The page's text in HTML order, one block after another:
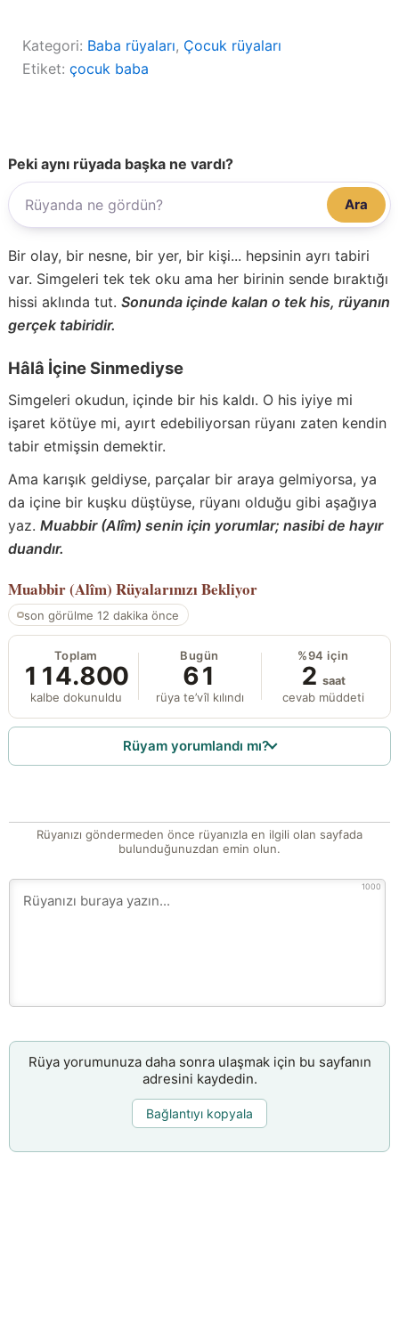
Kategori: Baba rüyaları, Çocuk rüyaları
Etiket: çocuk baba
Peki aynı rüyada başka ne vardı?
Ara
Bir olay, bir nesne, bir yer, bir kişi... hepsinin ayrı tabiri
var. Simgeleri tek tek oku ama her birinin sende bıraktığı
hissi aklında tut. Sonunda içinde kalan o tek his, rüyanın
gerçek tabiridir.
Hâlâ İçine Sinmediyse
Simgeleri okudun, içinde bir his kaldı. O his iyiye mi
işaret kötüye mi, ayırt edebiliyorsan rüyanı zaten kendin
tabir etmişsin demektir.
Ama karışık geldiyse, parçalar bir araya gelmiyorsa, ya
da içine bir kuşku düştüyse, rüyanı olduğu gibi aşağıya
yaz. Muabbir (Alîm) senin için yorumlar; nasibi de hayır
duandır.
Muabbir (Alîm) Rüyalarınızı Bekliyor
son görülme 12 dakika önce
Toplam
114.800
kalbe dokunuldu
Bugün
61
rüya te’vîl kılındı
%94 için
2 saat
cevab müddeti
Rüyam yorumlandı mı?
Rüyanızı göndermeden önce rüyanızla en ilgili olan sayfada
bulunduğunuzdan emin olun.
1000
Rüya yorumunuza daha sonra ulaşmak için bu sayfanın
adresini kaydedin.
Bağlantıyı kopyala